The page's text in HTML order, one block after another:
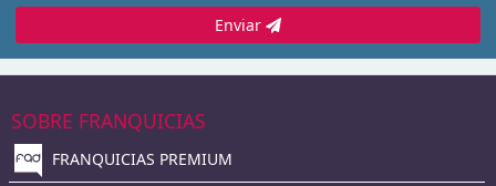
Enviar
SOBRE FRANQUICIAS
FRANQUICIAS PREMIUM